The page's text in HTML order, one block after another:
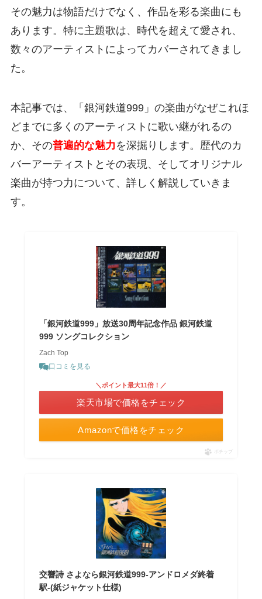
その魅力は物語だけでなく、作品を彩る楽曲にも
あります。特に主題歌は、時代を超えて愛され、
数々のアーティストによってカバーされてきまし
た。
本記事では、「銀河鉄道999」の楽曲がなぜこれほ
どまでに多くのアーティストに歌い継がれるの
か、その普遍的な魅力 を深掘りします。歴代のカ
バーアーティストとその表現、そしてオリジナル
楽曲が持つ力について、詳しく解説していきま
す。
「銀河鉄道999」放送30周年記念作品 銀河鉄道
999 ソングコレクション
Zach Top
口コミを見る
Amazonで価格をチェック
＼ポイント最大11倍！／
楽天市場で価格をチェック
ポチップ
交響詩 さよなら銀河鉄道999-アンドロメダ終着
駅-(紙ジャケット仕様)